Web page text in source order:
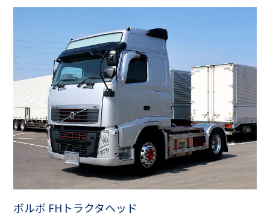
ボルボ FHトラクタヘッド